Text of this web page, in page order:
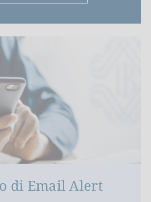
di Email Alert